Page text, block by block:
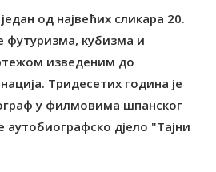
од највећих сликара 20.
футуризма, кубизма и
изведеним до
Тридесетих година је
у филмовима шпанског
дјело "Тајни